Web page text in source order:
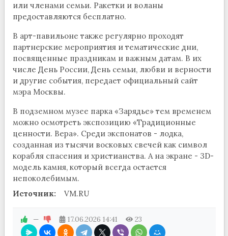
или членами семьи. Ракетки и воланы
предоставляются бесплатно.
В арт-павильоне также регулярно проходят
партнерские мероприятия и тематические дни,
посвященные праздникам и важным датам. В их
числе День России, День семьи, любви и верности
и другие события, передает официальный сайт
мэра Москвы.
В подземном музее парка «Зарядье» тем временем
можно осмотреть экспозицию «Традиционные
ценности. Вера». Среди экспонатов - лодка,
созданная из тысячи восковых свечей как символ
корабля спасения и христианства. А на экране - 3D-
модель камня, который всегда остается
непоколебимым.
Источник:
VM.RU
— 17.06.2026 14:41 23